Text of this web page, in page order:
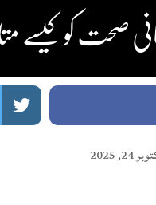
صحت کو کیسے
24, 2025